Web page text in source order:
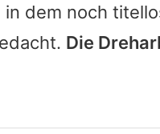
dem noch
Die